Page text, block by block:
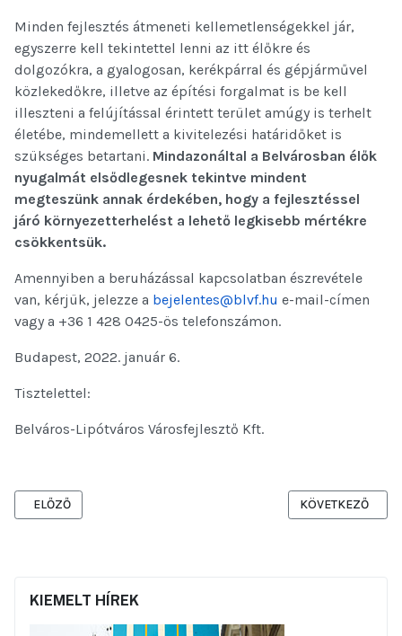
Minden fejlesztés átmeneti kellemetlenségekkel jár,
egyszerre kell tekintettel lenni az itt élőkre és
dolgozókra, a gyalogosan, kerékpárral és gépjárművel
közlekedőkre, illetve az építési forgalmat is be kell
illeszteni a felújítással érintett terület amúgy is terhelt
életébe, mindemellett a kivitelezési határidőket is
szükséges betartani. Mindazonáltal a Belvárosban élők
nyugalmát elsődlegesnek tekintve mindent
megteszünk annak érdekében, hogy a fejlesztéssel
járó környezetterhelést a lehető legkisebb mértékre
csökkentsük.
Amennyiben a beruházással kapcsolatban észrevétele
van, kérjük, jelezze a bejelentes@blvf.hu e-mail-címen
vagy a +36 1 428 0425-ös telefonszámon.
Budapest, 2022. január 6.
Tisztelettel:
Belváros-Lipótváros Városfejlesztő Kft.
ELŐZŐ CIKK: TÁJÉKOZTATÁS A KORÁBBAN MEGSZOKOTT
ELŐZŐ KÖVETKEZŐ
KÖVETKEZŐ
KIEMELT HÍREK